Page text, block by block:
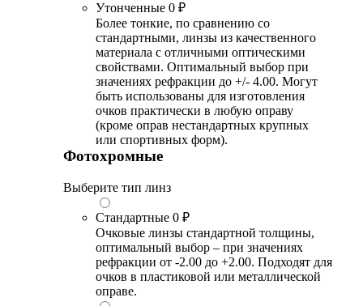
Утонченные 0 ₽
Более тонкие, по сравнению со
стандартными, линзы из качественного
материала с отличными оптическими
свойствами. Оптимальный выбор при
значениях рефракции до +/- 4.00. Могут
быть использованы для изготовления
очков практически в любую оправу
(кроме оправ нестандартных крупных
или спортивных форм).
Фотохромные
Выберите тип линз
Стандартные 0 ₽
Очковые линзы стандартной толщины,
оптимальный выбор – при значениях
рефракции от -2.00 до +2.00. Подходят для
очков в пластиковой или металлической
оправе.